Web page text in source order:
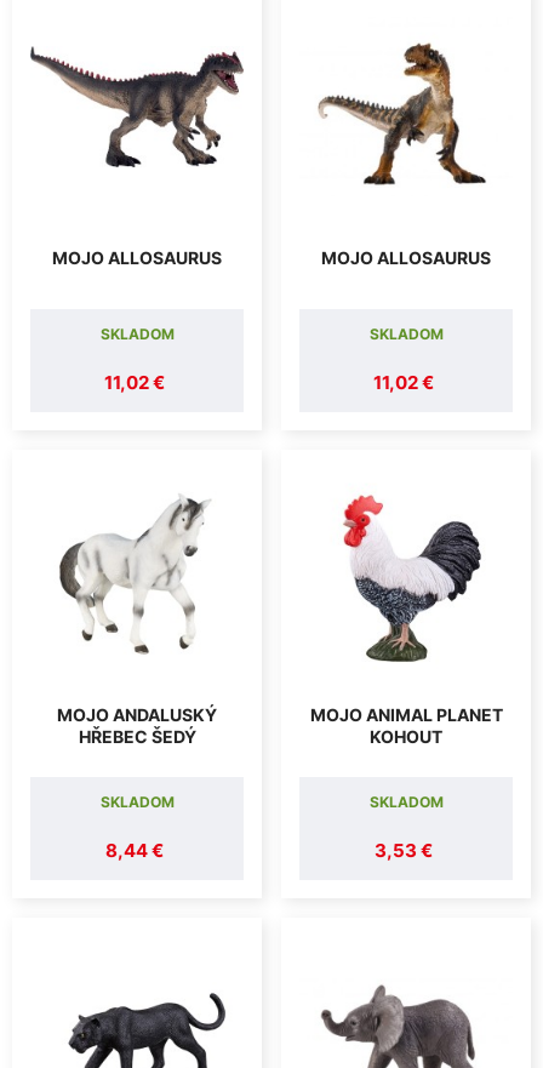
MOJO ALLOSAURUS
11,02 €
SKLADOM
MOJO ALLOSAURUS
11,02 €
SKLADOM
MOJO ANDALUSKÝ
HŘEBEC ŠEDÝ
8,44 €
SKLADOM
MOJO ANIMAL PLANET
KOHOUT
3,53 €
SKLADOM